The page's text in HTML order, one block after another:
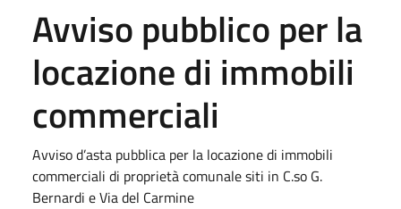
Avviso pubblico per la
locazione di immobili
commerciali
Avviso d’asta pubblica per la locazione di immobili
commerciali di proprietà comunale siti in C.so G.
Bernardi e Via del Carmine